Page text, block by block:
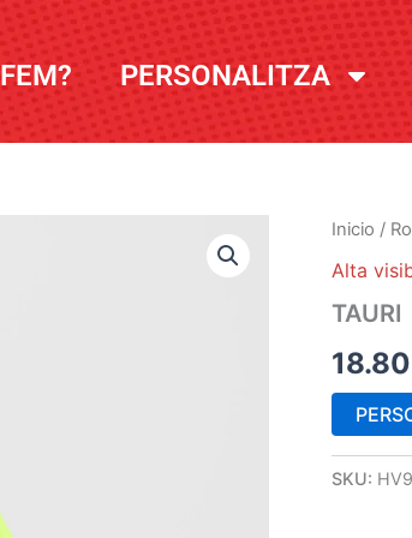
PERSONALITZA
Inicio /
Alta
TAURI
SKU: